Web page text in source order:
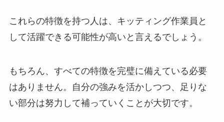
これらの特徴を持つ人は、キッティング作業員と
して活躍できる可能性が高いと言えるでしょう。
もちろん、すべての特徴を完璧に備えている必要
はありません。自分の強みを活かしつつ、足りな
い部分は努力して補っていくことが大切です。